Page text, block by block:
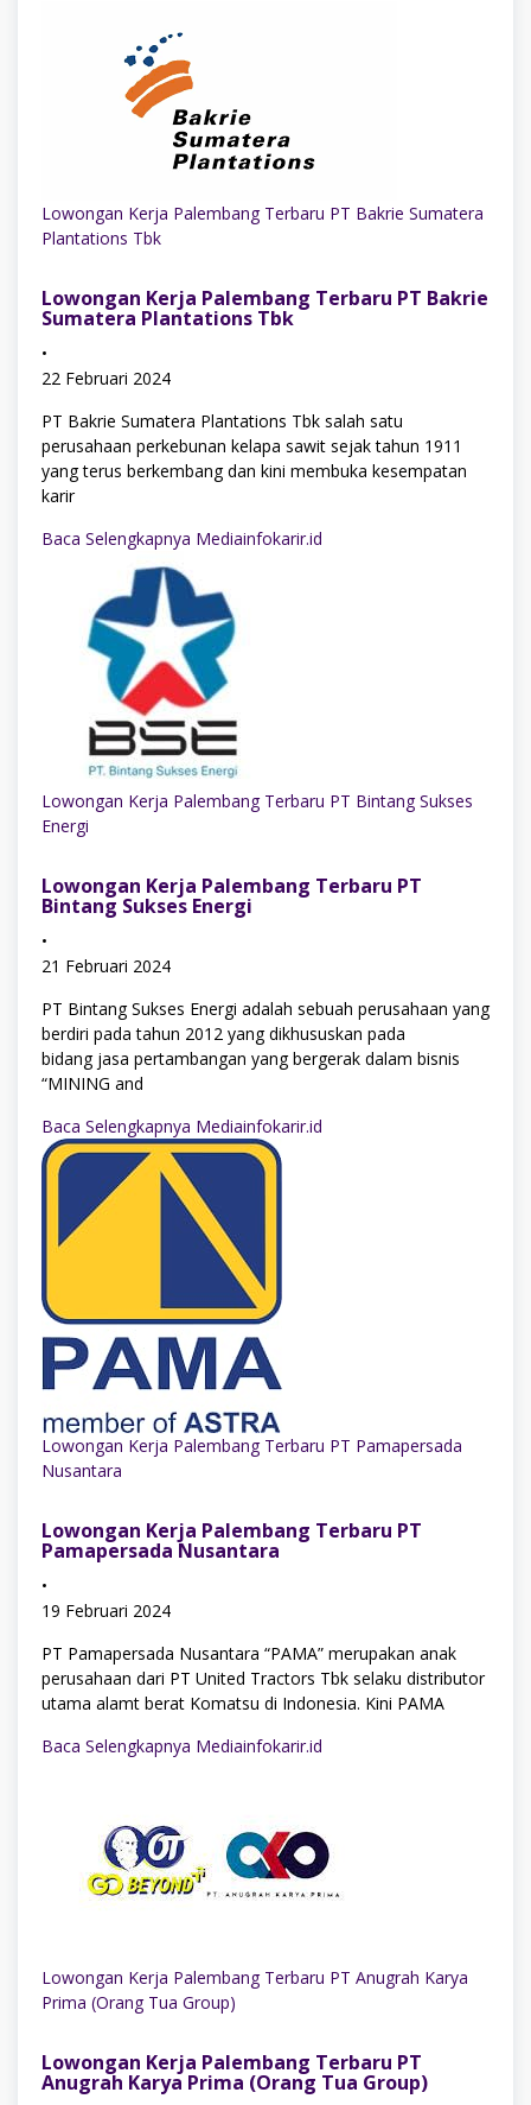
Lowongan Kerja Palembang Terbaru PT Bakrie Sumatera
Plantations Tbk
Lowongan Kerja Palembang Terbaru PT Bakrie
Sumatera Plantations Tbk
•
22 Februari 2024
PT Bakrie Sumatera Plantations Tbk salah satu
perusahaan perkebunan kelapa sawit sejak tahun 1911
yang terus berkembang dan kini membuka kesempatan
karir
Baca Selengkapnya Mediainfokarir.id
Lowongan Kerja Palembang Terbaru PT Bintang Sukses
Energi
Lowongan Kerja Palembang Terbaru PT
Bintang Sukses Energi
•
21 Februari 2024
PT Bintang Sukses Energi adalah sebuah perusahaan yang
berdiri pada tahun 2012 yang dikhususkan pada
bidang jasa pertambangan yang bergerak dalam bisnis
“MINING and
Baca Selengkapnya Mediainfokarir.id
Lowongan Kerja Palembang Terbaru PT Pamapersada
Nusantara
Lowongan Kerja Palembang Terbaru PT
Pamapersada Nusantara
•
19 Februari 2024
PT Pamapersada Nusantara “PAMA” merupakan anak
perusahaan dari PT United Tractors Tbk selaku distributor
utama alamt berat Komatsu di Indonesia. Kini PAMA
Baca Selengkapnya Mediainfokarir.id
Lowongan Kerja Palembang Terbaru PT Anugrah Karya
Prima (Orang Tua Group)
Lowongan Kerja Palembang Terbaru PT
Anugrah Karya Prima (Orang Tua Group)